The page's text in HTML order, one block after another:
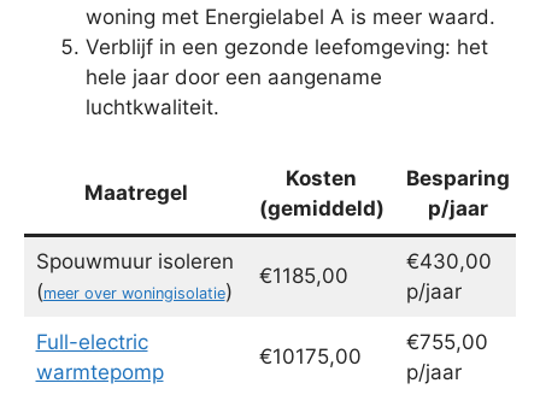
woning met Energielabel A is meer waard.
Verblijf in een gezonde leefomgeving: het
hele jaar door een aangename
luchtkwaliteit.
Maatregel
Kosten
(gemiddeld)
Besparing
p/jaar
Spouwmuur isoleren
(meer over woningisolatie)
€1185,00
€430,00
p/jaar
Full-electric
warmtepomp
€10175,00
€755,00
p/jaar